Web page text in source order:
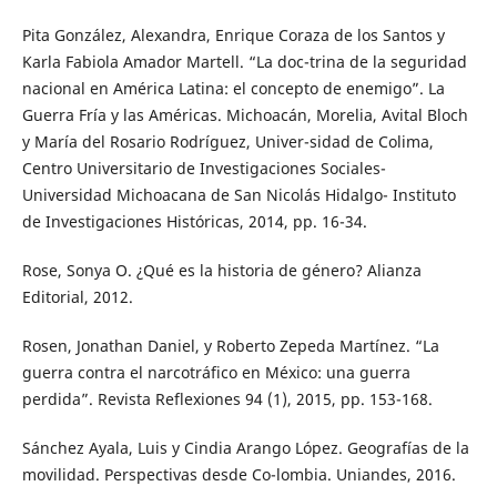
Pita González, Alexandra, Enrique Coraza de los Santos y
Karla Fabiola Amador Martell. “La doc-trina de la seguridad
nacional en América Latina: el concepto de enemigo”. La
Guerra Fría y las Américas. Michoacán, Morelia, Avital Bloch
y María del Rosario Rodríguez, Univer-sidad de Colima,
Centro Universitario de Investigaciones Sociales-
Universidad Michoacana de San Nicolás Hidalgo- Instituto
de Investigaciones Históricas, 2014, pp. 16-34.
Rose, Sonya O. ¿Qué es la historia de género? Alianza
Editorial, 2012.
Rosen, Jonathan Daniel, y Roberto Zepeda Martínez. “La
guerra contra el narcotráfico en México: una guerra
perdida”. Revista Reflexiones 94 (1), 2015, pp. 153-168.
Sánchez Ayala, Luis y Cindia Arango López. Geografías de la
movilidad. Perspectivas desde Co-lombia. Uniandes, 2016.